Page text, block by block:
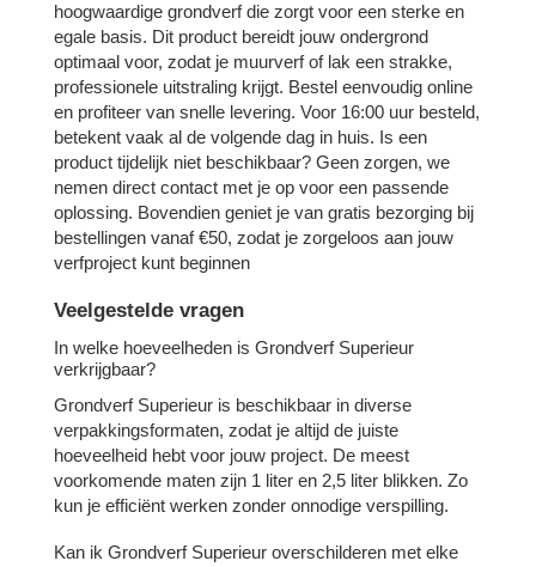
hoogwaardige grondverf die zorgt voor een sterke en
egale basis. Dit product bereidt jouw ondergrond
optimaal voor, zodat je muurverf of lak een strakke,
professionele uitstraling krijgt. Bestel eenvoudig online
en profiteer van snelle levering. Voor 16:00 uur besteld,
betekent vaak al de volgende dag in huis. Is een
product tijdelijk niet beschikbaar? Geen zorgen, we
nemen direct contact met je op voor een passende
oplossing. Bovendien geniet je van gratis bezorging bij
bestellingen vanaf €50, zodat je zorgeloos aan jouw
verfproject kunt beginnen
Veelgestelde vragen
In welke hoeveelheden is Grondverf Superieur
verkrijgbaar?
Grondverf Superieur is beschikbaar in diverse
verpakkingsformaten, zodat je altijd de juiste
hoeveelheid hebt voor jouw project. De meest
voorkomende maten zijn 1 liter en 2,5 liter blikken. Zo
kun je efficiënt werken zonder onnodige verspilling.
Kan ik Grondverf Superieur overschilderen met elke